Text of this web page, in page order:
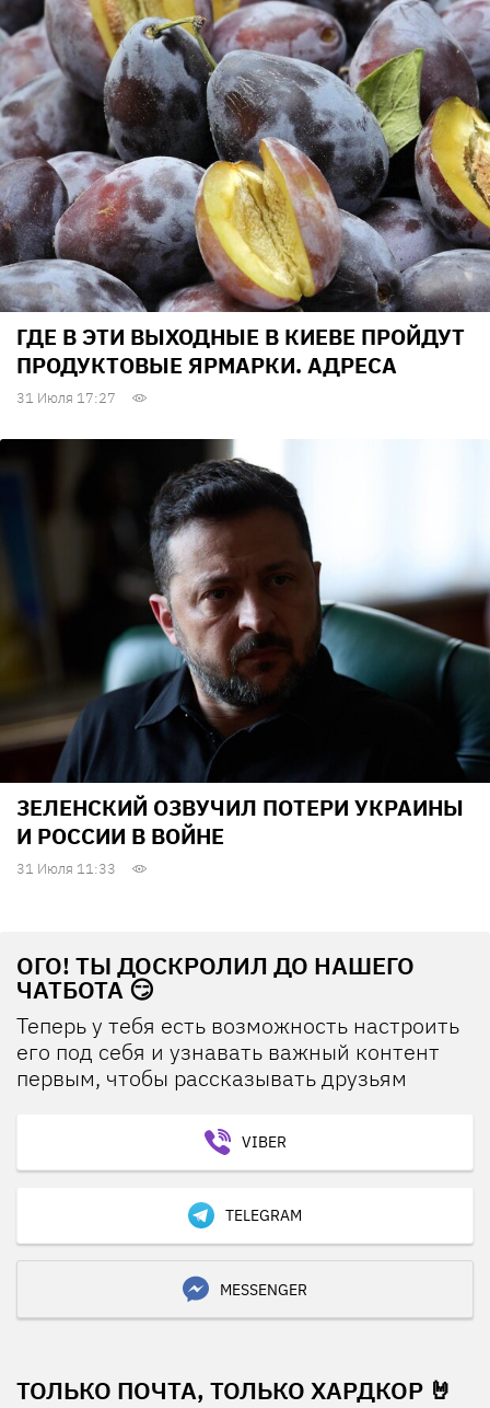
ГДЕ В ЭТИ ВЫХОДНЫЕ В КИЕВЕ ПРОЙДУТ
ПРОДУКТОВЫЕ ЯРМАРКИ. АДРЕСА
31 Июля 17:27
ЗЕЛЕНСКИЙ ОЗВУЧИЛ ПОТЕРИ УКРАИНЫ
И РОССИИ В ВОЙНЕ
31 Июля 11:33
ОГО! ТЫ ДОСКРОЛИЛ ДО НАШЕГО
ЧАТБОТА 😏
Теперь у тебя есть возможность настроить
его под себя и узнавать важный контент
первым, чтобы рассказывать друзьям
VIBER
TELEGRAM
MESSENGER
ТОЛЬКО ПОЧТА, ТОЛЬКО ХАРДКОР 🤘